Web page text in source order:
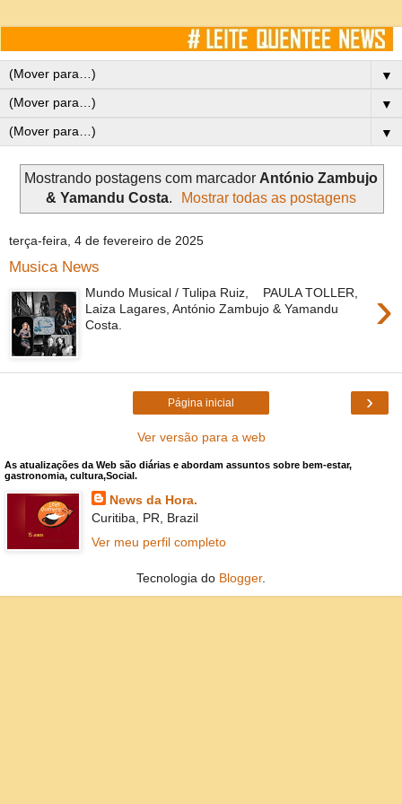
▼
▼
▼
Mostrando postagens com marcador António Zambujo
& Yamandu Costa. Mostrar todas as postagens
terça-feira, 4 de fevereiro de 2025
Musica News
›
Mundo Musical / Tulipa Ruiz, PAULA TOLLER,
Laiza Lagares, António Zambujo & Yamandu
Costa.
›
Página inicial
Ver versão para a web
As atualizações da Web são diárias e abordam assuntos sobre bem-estar,
gastronomia, cultura,Social.
News da Hora.
Curitiba, PR, Brazil
Ver meu perfil completo
Tecnologia do Blogger.